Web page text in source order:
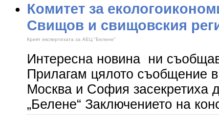
Комитет за
Свищов и свищовския
Крият експертиза​та за АЕЦ "Белене"
Интересна новина ни
Прилагам цялото съобщение
Москва и София засекретиха
„Белене“ Заключението на